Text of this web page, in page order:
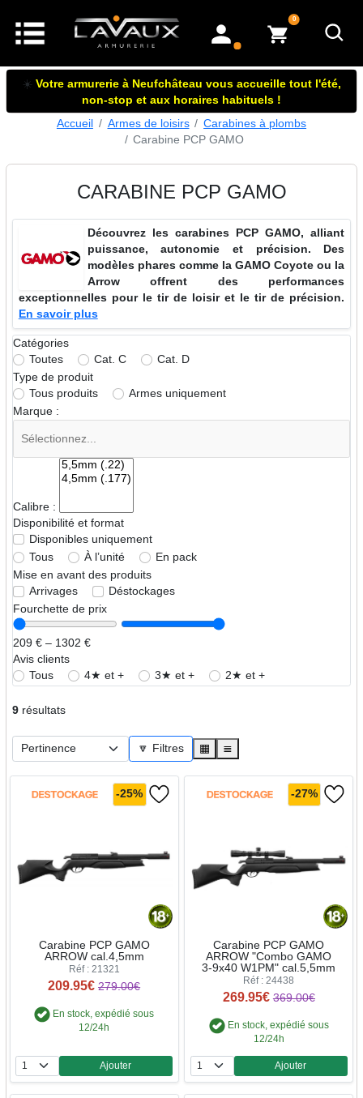
mon compte
0articles dans le panier
☀️ Votre armurerie à Neufchâteau vous accueille tout l'été,
non-stop et aux horaires habituels !
Accueil
Armes de loisirs
Carabines à plombs
Carabine PCP GAMO
CARABINE PCP GAMO
Découvrez les carabines PCP GAMO, alliant
puissance, autonomie et précision. Des
modèles phares comme la GAMO Coyote ou la
Arrow offrent des performances
exceptionnelles pour le tir de loisir et le tir de précision.
En savoir plus
Catégories
Toutes
Cat. C
Cat. D
Type de produit
Tous produits
Armes uniquement
Marque :
Calibre :
Disponibilité et format
Disponibles uniquement
Tous
À l’unité
En pack
Mise en avant des produits
Arrivages
Déstockages
Fourchette de prix
209 € – 1302 €
Avis clients
Tous
4★ et + 3★ et + 2★ et +
9résultats
🔽 Filtres ▦ ≣
-25%
Carabine PCP GAMO
ARROW cal.4,5mm
Réf : 21321
209.95€ 279.00€
En stock, expédié sous
12/24h
Quantité
Ajouter
-27%
Carabine PCP GAMO
ARROW "Combo GAMO
3-9x40 W1PM" cal.5,5mm
Réf : 24438
269.95€ 369.00€
En stock, expédié sous
12/24h
Quantité
Ajouter